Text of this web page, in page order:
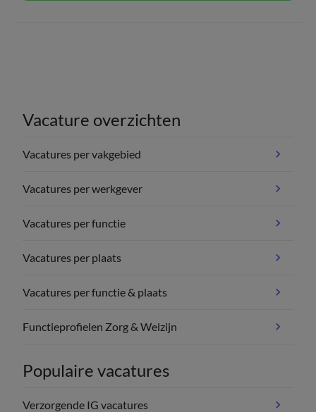
Vacature overzichten
Vacatures per vakgebied
Vacatures per werkgever
Vacatures per functie
Vacatures per plaats
Vacatures per functie & plaats
Functieprofielen Zorg & Welzijn
Populaire vacatures
Verzorgende IG vacatures